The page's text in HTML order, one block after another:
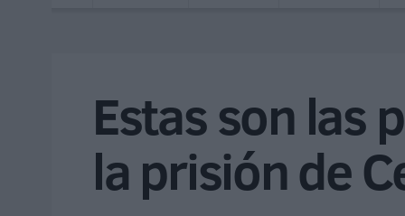
Estas son las
la prisión de